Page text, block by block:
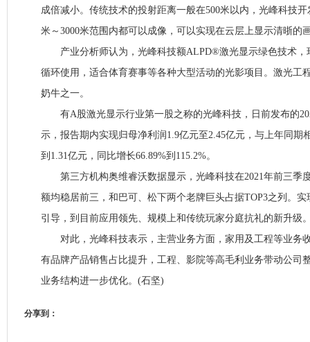
成倍减小。传统技术的投射距离一般在500米以内，光峰科技
米～3000米范围内都可以成像，可以实现在云层上显示清晣的
产业分析师认为，光峰科技额ALPD®激光显示绿色技术，
循环使用，适合体育赛事等各种大型活动的光影项目。激光工
奶牛之一。
有A股激光显示行业第一股之称的光峰科技，日前发布的
示，报告期内实现归母净利润1.9亿元至2.45亿元，与上年同期
到1.31亿元，同比增长66.89%到115.2%。
第三方机构奥维睿沃数据显示，光峰科技在2021年前三季
额均稳居前三，和巴可、松下两个老牌巨头占据TOP3之列。
引导，到目前应用领先、规模上和传统玩家分庭抗礼的新升级
对此，光峰科技表示，主营业务方面，家用及工程等业务
有品牌产品销售占比提升，工程、影院等高毛利业务带动公司
业务结构进一步优化。(石坚)
分享到：